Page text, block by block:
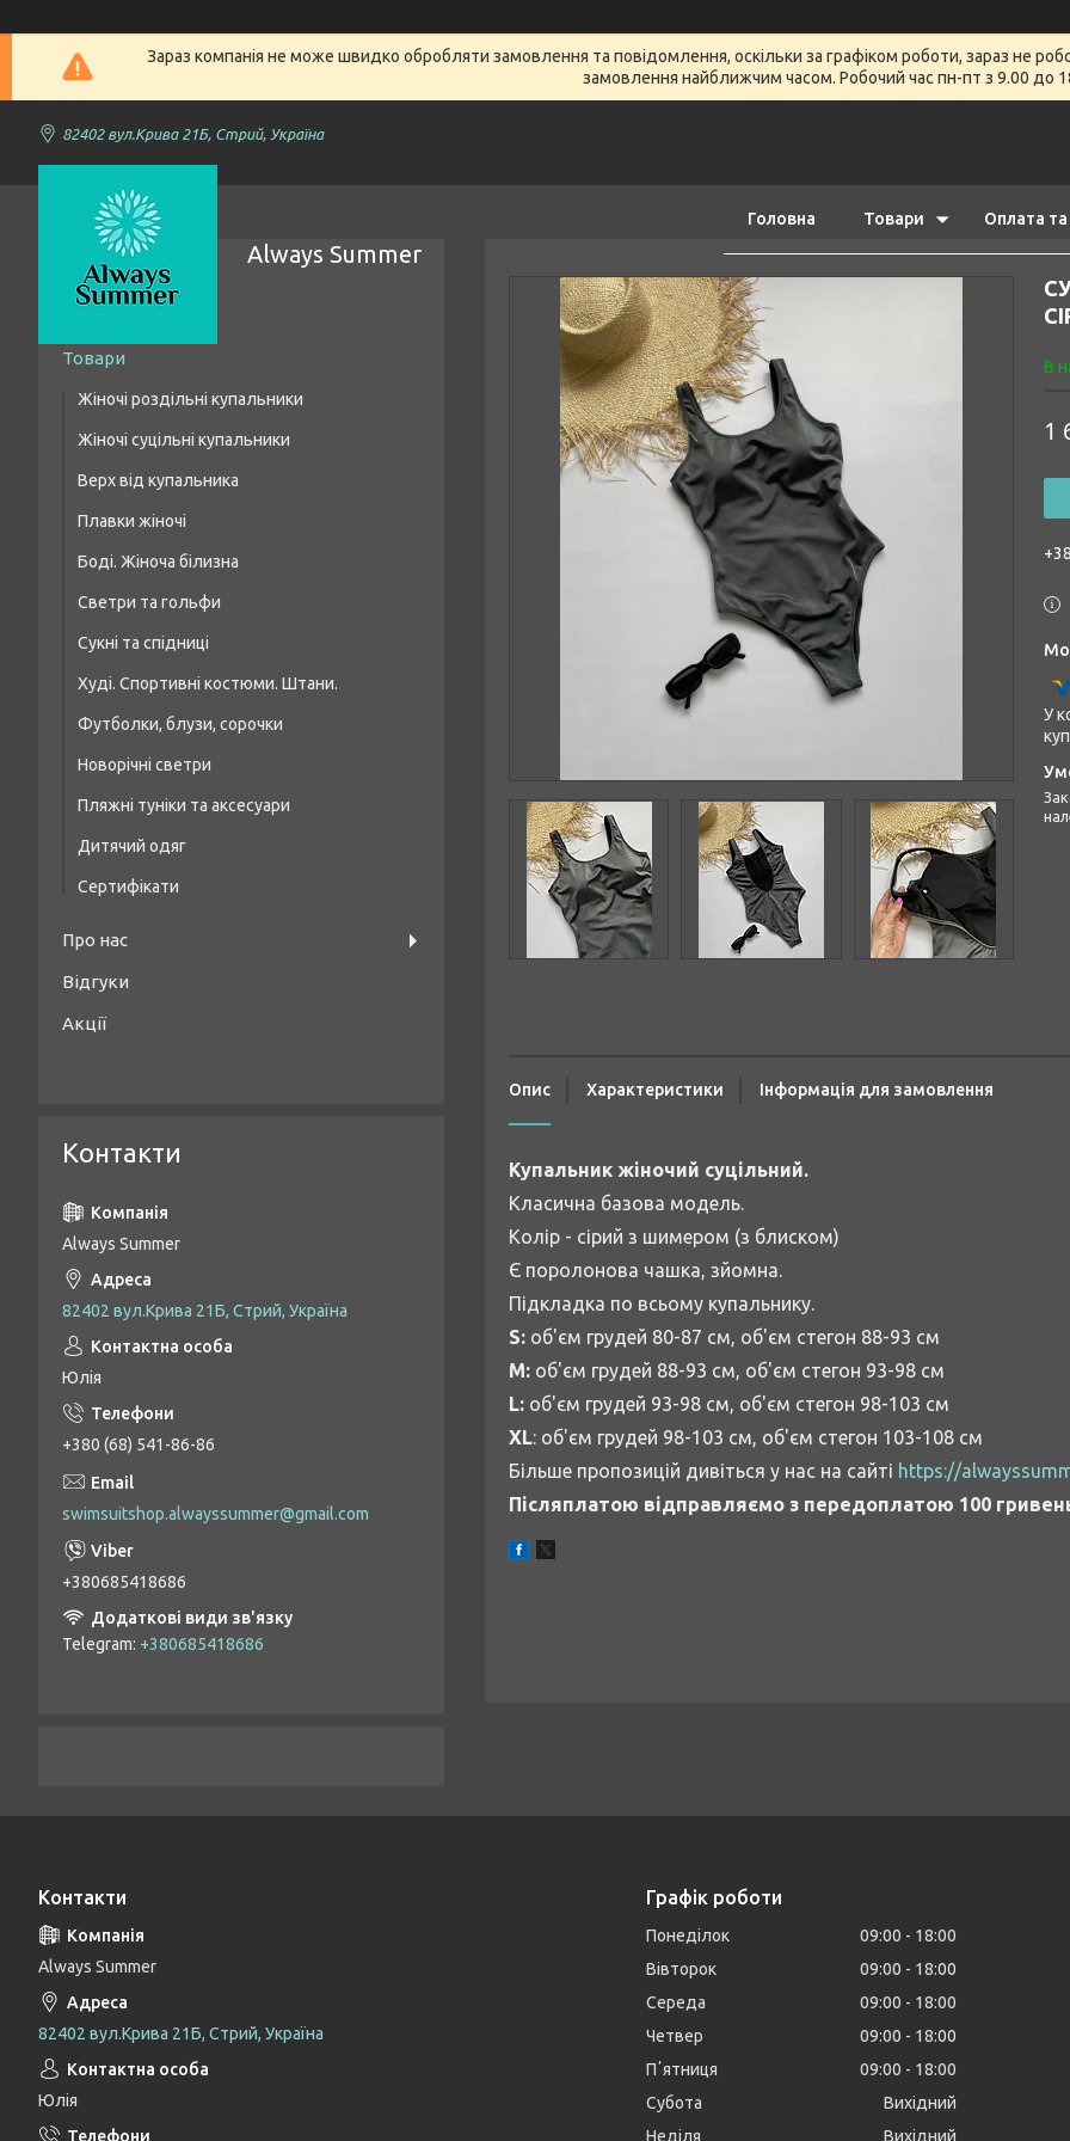
Зараз компанія не може швидко обробляти замовлення та повідомлення, оскільки за графіком роботи, зараз не
замовлення найближчим часом. Робочий час пн-пт з 9.00 до
82402 вул.Крива 21Б, Стрий, Україна
Always Summer
Головна Товари Оплата
В
1
У
Законом не передбачено повернення та обмін даного товару
Опис Характеристики Інформація для замовлення
Купальник жіночий суцільний.
Класична базова модель.
Колір - сірий з шимером (з блиском)
Є поролонова чашка, зйомна.
Підкладка по всьому купальнику.
S: об'єм грудей 80-87 см, об'єм стегон 88-93 см
М: об'єм грудей 88-93 см, об'єм стегон 93-98 см
L: об'єм грудей 93-98 см, об'єм стегон 98-103 см
XL: об'єм грудей 98-103 см, об'єм стегон 103-108 см
Більше пропозицій дивіться у нас на сайті https://
Післяплатою відправляємо з передоплатою 100
Товари
Жіночі роздільні купальники
Купальники бікіні
Купальники з високою талією
Купальники бандо
Купальники топи/шнурівка
Купальники на кісточці, формована чашка
Жіночі суцільні купальники
Верх від купальника
Плавки жіночі
Боді. Жіноча білизна
Светри та гольфи
Сукні та спідниці
Худі. Спортивні костюми. Штани.
Футболки, блузи, сорочки
Новорічні светри
Пляжні туніки та аксесуари
Дитячий одяг
Сертифікати
Про нас
Відгуки
Акції
Контакти
Always Summer
82402 вул.Крива 21Б, Стрий, Україна
Юлія
+380 (68) 541-86-86
swimsuitshop.alwayssummer@gmail.com
+380685418686
Telegram +380685418686
Контакти
Always Summer
82402 вул.Крива 21Б, Стрий, Україна
Юлія
Графік роботи
Понеділок 09:00
18:00
Вівторок
09:00
18:00
Середа
09:00
18:00
Четвер
09:00
18:00
Пʼятниця
09:00
18:00
Субота
Вихідний
Неділя
Вихідний